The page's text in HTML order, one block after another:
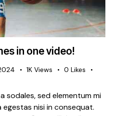
in one video!
1K Views 0 Likes
sodales, sed elementum mi
nisi in consequat.